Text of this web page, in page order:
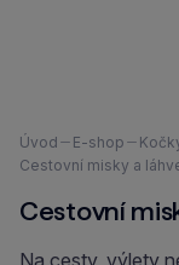
Nacházíte
se
Úvod E-shop
Cestovní misky a
Cestovní